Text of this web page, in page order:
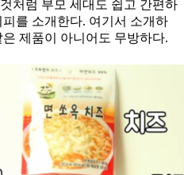
처럼 부모 세대도 쉽고 간편하
를 소개한다. 여기서 소개하
제품이 아니어도 무방하다.